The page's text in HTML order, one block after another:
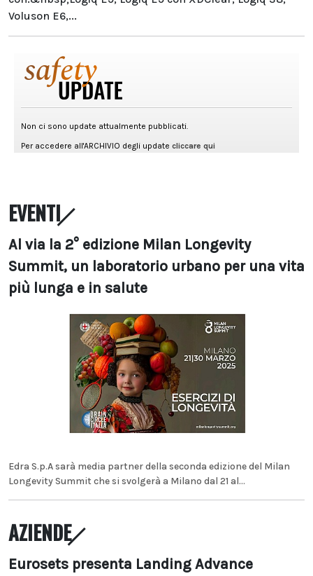
Voluson E6,...
EVENTI
Al via la 2° edizione Milan Longevity
Summit, un laboratorio urbano per una vita
più lunga e in salute
Edra S.p.A sarà media partner della seconda edizione del Milan
Longevity Summit che si svolgerà a Milano dal 21 al...
AZIENDE
Eurosets presenta Landing Advance